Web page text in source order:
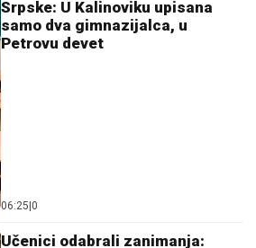
Srpske: U Kalinoviku upisana
samo dva gimnazijalca, u
Petrovu devet
06:25 0
Učenici odabrali zanimanja: